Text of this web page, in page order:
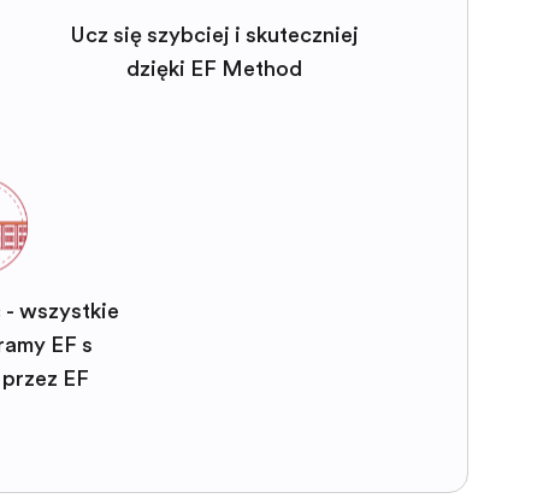
Ucz się szybciej i skuteczniej
dzięki EF Method
- wszystkie
EF są
EF